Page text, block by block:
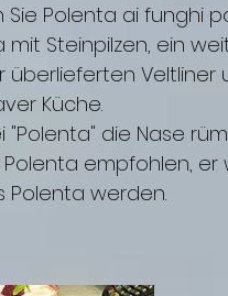
Sie Polenta ai funghi
mit Steinpilzen, ein
überlieferten Veltliner
Küche.
"Polenta" die Nase
empfohlen, er
Polenta werden.